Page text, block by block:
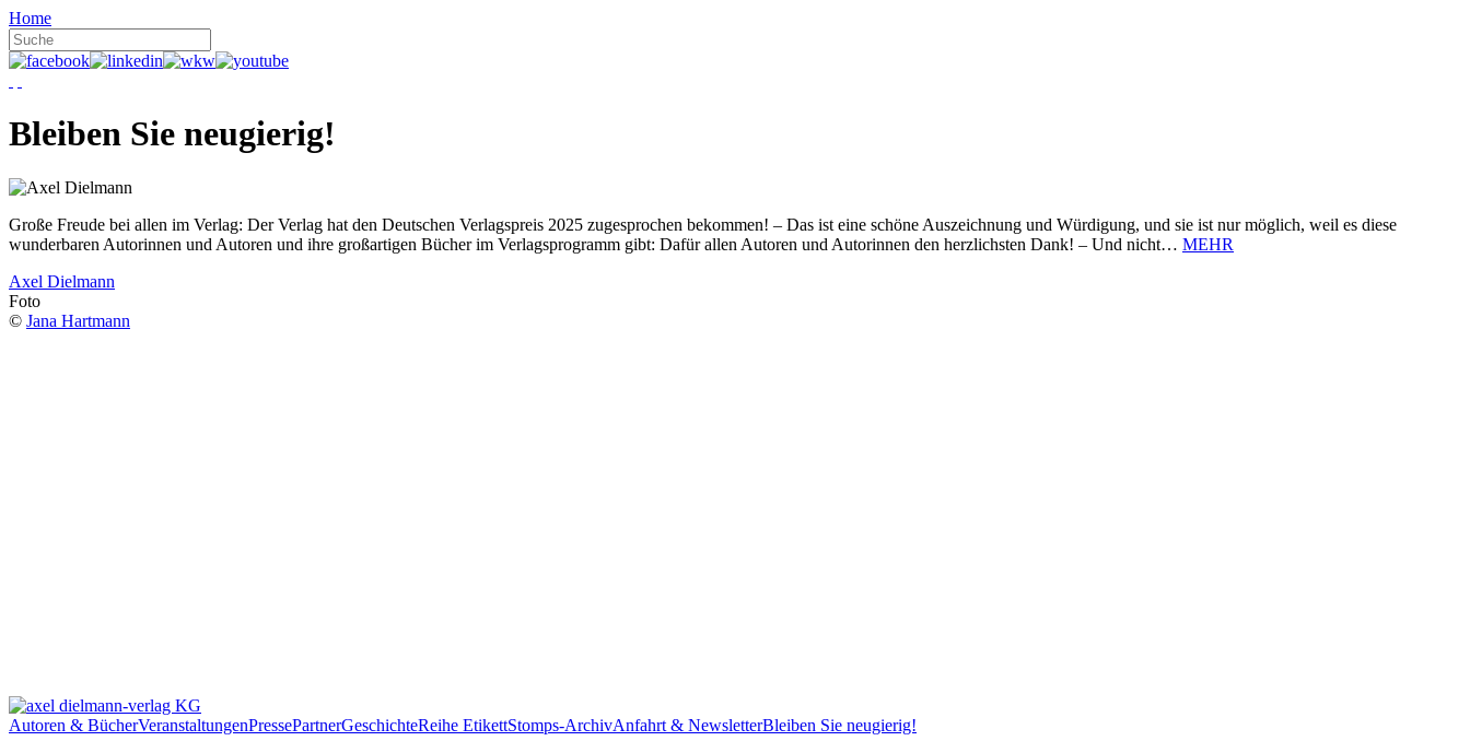
Home
Bleiben Sie neugierig!
Große Freude bei allen im Verlag: Der Verlag hat den Deutschen Verlagspreis 2025 zugesprochen bekommen! – Das ist eine schöne Auszeichnung und Würdigung, und sie ist nur möglich, weil es diese
wunderbaren Autorinnen und Autoren und ihre großartigen Bücher im Verlagsprogramm gibt: Dafür allen Autoren und Autorinnen den herzlichsten Dank! – Und nicht… MEHR
Axel Dielmann
Foto
© Jana Hartmann
Autoren & BücherVeranstaltungenPressePartnerGeschichteReihe EtikettStomps-ArchivAnfahrt & NewsletterBleiben Sie neugierig!